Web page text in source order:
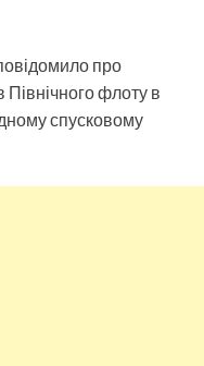
про
Північного флоту в
спусковому